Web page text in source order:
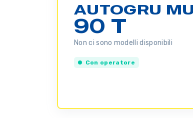
AUTOGRU
90 T
Non ci sono modelli disponibili
Con operatore